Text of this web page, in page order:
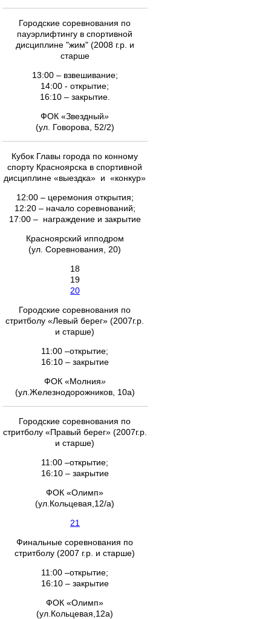
Городские соревнования по
пауэрлифтингу в спортивной
дисциплине "жим" (2008 г.р. и
старше
13:00 – взвешивание;
14:00 - открытие;
16:10 – закрытие.
ФОК «Звездный»
(ул. Говорова, 52/2)
Кубок Главы города по конному
спорту Красноярска в спортивной
дисциплине «выездка» и «конкур»
12:00 – церемония открытия;
12:20 – начало соревнований;
17:00 – награждение и закрытие
Красноярский ипподром
(ул. Соревнования, 20)
18
19
20
Городские соревнования по
стритболу «Левый берег» (2007г.р.
и старше)
11:00 –открытие;
16:10 – закрытие
ФОК «Молния»
(ул.Железнодорожников, 10а)
Городские соревнования по
стритболу «Правый берег» (2007г.р.
и старше)
11:00 –открытие;
16:10 – закрытие
ФОК «Олимп»
(ул.Кольцевая,12/а)
21
Финальные соревнования по
стритболу (2007 г.р. и старше)
11:00 –открытие;
16:10 – закрытие
ФОК «Олимп»
(ул.Кольцевая,12а)